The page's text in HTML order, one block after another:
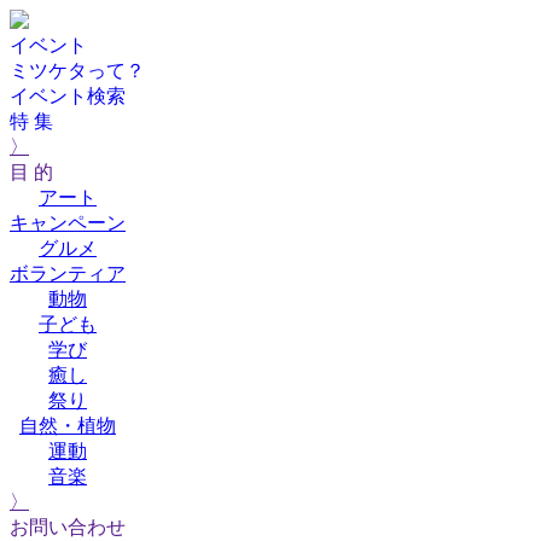
イベント
ミツケタって？
イベント検索
特 集
〉
目 的
アート
キャンペーン
グルメ
ボランティア
動物
子ども
学び
癒し
祭り
自然・植物
運動
音楽
〉
お問い合わせ